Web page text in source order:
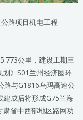
路项目机电工程
公里，建设工期三
》S01兰州经济圈环
路与G1816乌玛高速公
建成后将形成G75兰海
省中西部地区路网功